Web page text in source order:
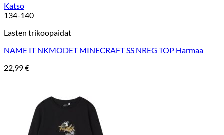
Katso
134-140
Lasten trikoopaidat
NAME IT NKMODET MINECRAFT SS NREG TOP Harmaa
22,99€